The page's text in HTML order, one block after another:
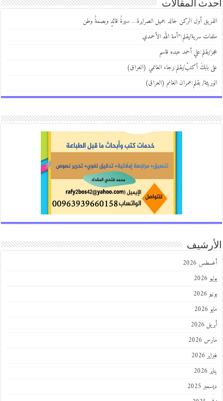
أحدث المقالات
الفريق أول الركن خالد جميل الصرايرة… سيرةُ قائدٍ وبصمةُ وطن
ملفات سرية/بقلم:*أمة الله الأحمدي
عجز/بقلم:علي أحمد عبده قاسم
على بابكَ أكتبْ/بقلم:رجاء الغانمي (العراق)
الوريثة/ بقلم:عمران الغانم (العراق)
الأرشيف
أغسطس 2026
يوليو 2026
يونيو 2026
مايو 2026
أبريل 2026
مارس 2026
فبراير 2026
يناير 2026
ديسمبر 2025